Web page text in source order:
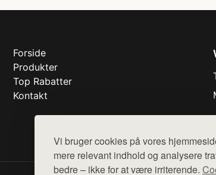
Vi bruger cookies på vores
mere relevant indhold og analysere
bedre – ikke for at være irriterende.
Forside
Produkter
Top Rabatter
Kontakt